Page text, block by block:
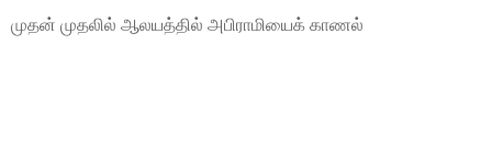
முதன் முதலில் ஆலயத்தில் அபிராமியைக் காணல்